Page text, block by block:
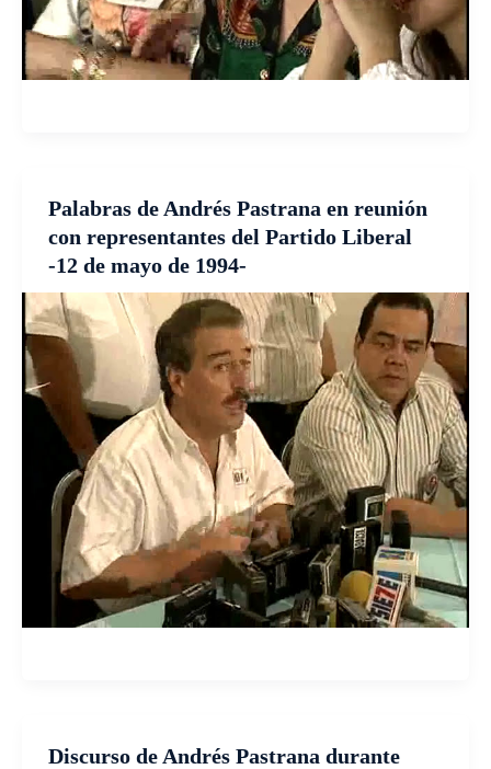
Palabras de Andrés Pastrana en reunión
con representantes del Partido Liberal
-12 de mayo de 1994-
Discurso de Andrés Pastrana durante